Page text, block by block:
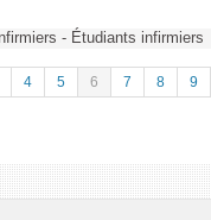
- Étudiants infirmiers
4 5 6 7 8 9